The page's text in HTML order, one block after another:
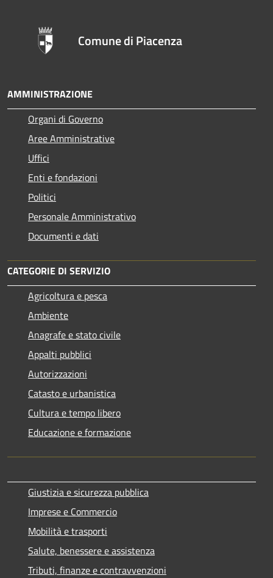
Comune di Piacenza
AMMINISTRAZIONE
Organi di Governo
Aree Amministrative
Uffici
Enti e fondazioni
Politici
Personale Amministrativo
Documenti e dati
CATEGORIE DI SERVIZIO
Agricoltura e pesca
Ambiente
Anagrafe e stato civile
Appalti pubblici
Autorizzazioni
Catasto e urbanistica
Cultura e tempo libero
Educazione e formazione
Giustizia e sicurezza pubblica
Imprese e Commercio
Mobilità e trasporti
Salute, benessere e assistenza
Tributi, finanze e contravvenzioni